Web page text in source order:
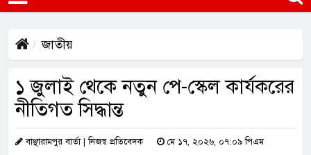
জাতীয়
১ জুলাই থেকে নতুন পে-স্কেল কার্যকরের
নীতিগত সিদ্ধান্ত
বাঞ্ছারামপুর বার্তা | নিজস্ব প্রতিবেদক মে ১৭, ২০২৬, ০৭:০৯ পিএম